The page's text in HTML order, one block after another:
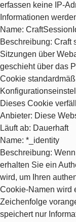
erfassen keine IP-
Informationen
Name:
Beschreibung: Craft
Sitzungen über
geschieht über das
Cookie
Dieses Cookie
Anbieter: Diese
Läuft ab: Dauerhaft
Name: *_identity
Beschreibung:
erhalten Sie ein
wird, um Ihren
Cookie-Namen wird
Zeichenfolge
speichert nur